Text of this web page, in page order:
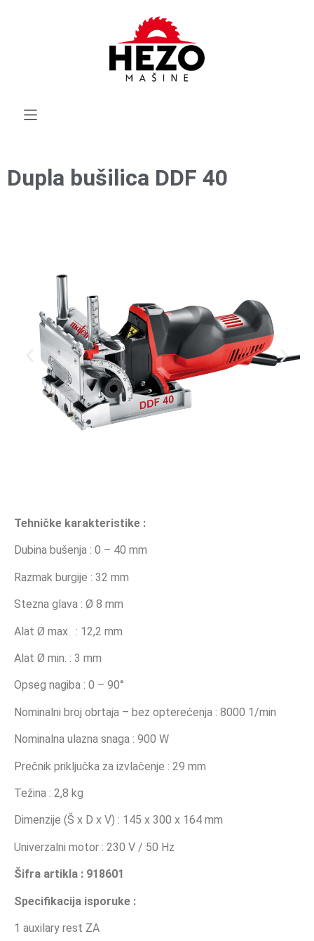
Dupla bušilica DDF 40
Tehničke karakteristike :
Dubina bušenja : 0 – 40 mm
Razmak burgije : 32 mm
Stezna glava : Ø 8 mm
Alat Ø max. : 12,2 mm
Alat Ø min. : 3 mm
Opseg nagiba : 0 – 90°
Nominalni broj obrtaja – bez opterećenja : 8000 1/min
Nominalna ulazna snaga : 900 W
Prečnik priključka za izvlačenje : 29 mm
Težina : 2,8 kg
Dimenzije (Š x D x V) : 145 x 300 x 164 mm
Univerzalni motor : 230 V / 50 Hz
Šifra artikla : 918601
Specifikacija isporuke :
1 auxilary rest ZA